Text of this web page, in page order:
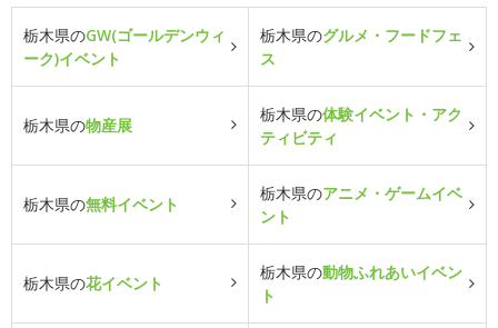
栃木県のGW(ゴールデンウィ
ーク)イベント
栃木県のグルメ・フードフェ
ス
栃木県の物産展
栃木県の体験イベント・アク
ティビティ
栃木県の無料イベント
栃木県のアニメ・ゲームイベ
ント
栃木県の花イベント
栃木県の動物ふれあいイベン
ト